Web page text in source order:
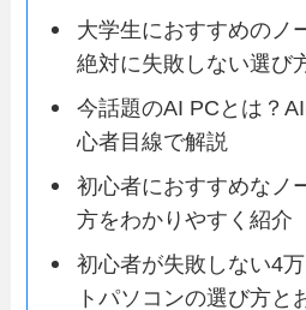
大学生におすすめのノ
絶対に失敗しない選び
今話題のAI PCとは？
心者目線で解説
初心者におすすめなノ
方をわかりやすく紹介
初心者が失敗しない4
トパソコンの選び方と